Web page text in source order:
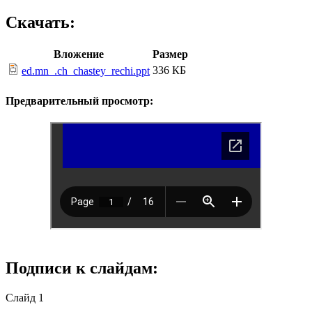
Скачать:
Вложение
Размер
ed.mn_.ch_chastey_rechi.ppt 336 КБ
Предварительный просмотр:
Подписи к слайдам:
Слайд 1